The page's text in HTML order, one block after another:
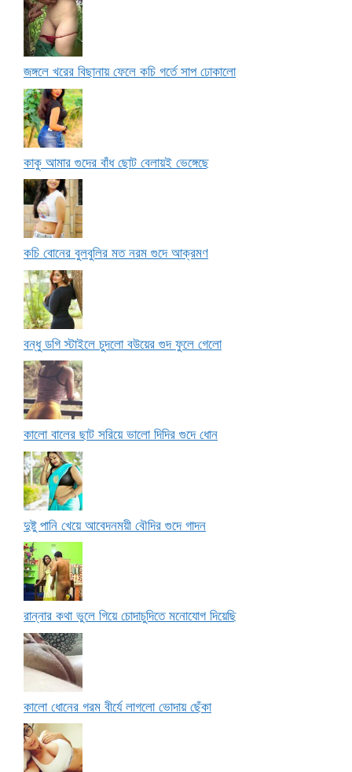
জঙ্গলে খরের বিছানায় ফেলে কচি গর্তে সাপ ঢোকালো
কাকু আমার গুদের বাঁধ ছোট বেলায়ই ভেঙ্গেছে
কচি বোনের বুলবুলির মত নরম গুদে আক্রমণ
বন্ধু ডগি স্টাইলে চুদলো বউয়ের গুদ ফুলে গেলো
কালো বালের ছাট সরিয়ে ভালো দিদির গুদে ধোন
দুষ্টু পানি খেয়ে আবেদনময়ী বৌদির গুদে গাদন
রান্নার কথা ভুলে গিয়ে চোদাচুদিতে মনোযোগ দিয়েছি
কালো ধোনের গরম বীর্যে লাগলো ভোদায় ছেঁকা